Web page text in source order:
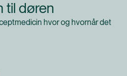
til døren
hvor og hvornår det